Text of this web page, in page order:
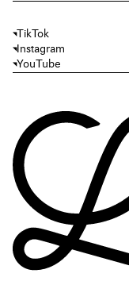
TikTok
Instagram
YouTube